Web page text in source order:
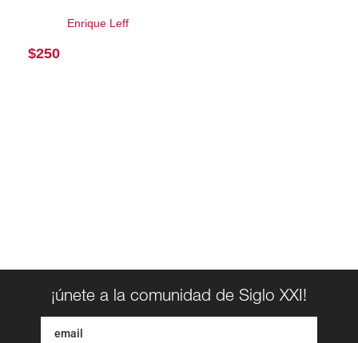
Enrique Leff
$250
¡únete a la comunidad de Siglo XXI!